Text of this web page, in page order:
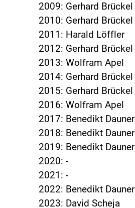
2009: Gerhard Brückel
2010: Gerhard Brückel
2011: Harald Löffler
2012: Gerhard Brückel
2013: Wolfram Apel
2014: Gerhard Brückel
2015: Gerhard Brückel
2016: Wolfram Apel
2017: Benedikt Dauner
2018: Benedikt Dauner
2019: Benedikt Dauner
2020: -
2021: -
2022: Benedikt Dauner
2023: David Scheja